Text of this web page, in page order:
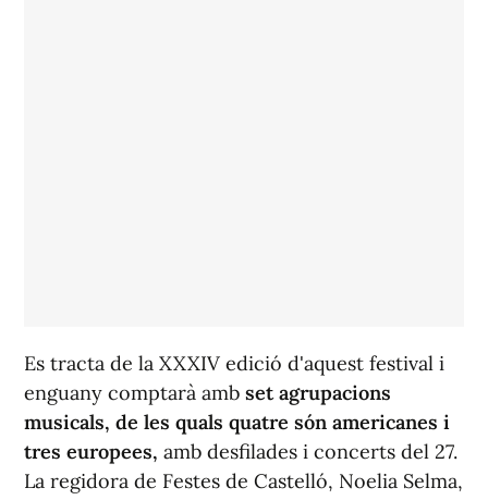
Es tracta de la XXXIV edició d'aquest festival i
enguany comptarà amb set agrupacions
musicals, de les quals quatre són americanes i
tres europees, amb desfilades i concerts del 27.
La regidora de Festes de Castelló, Noelia Selma,